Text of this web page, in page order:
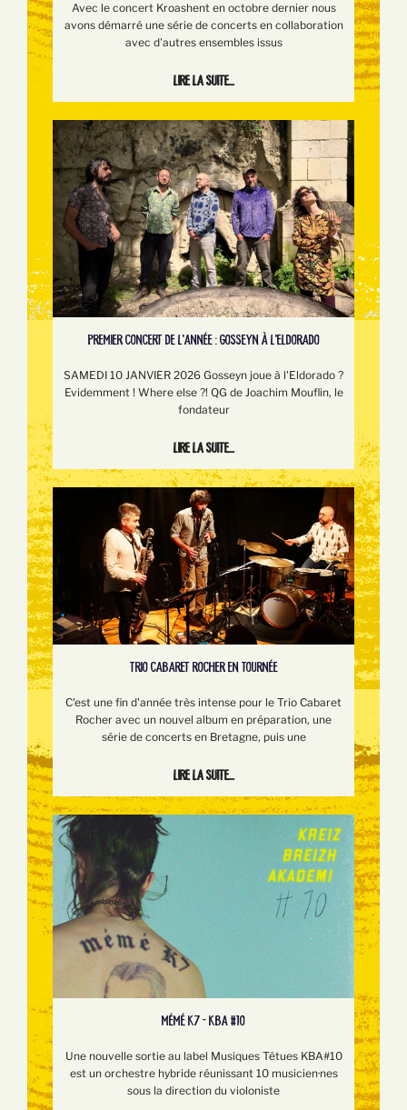
Avec le concert Kroashent en octobre dernier nous
avons démarré une série de concerts en collaboration
avec d'autres ensembles issus
Lire la suite...
PREMIER CONCERT DE L'ANNÉE : GOSSEYN À L'ELDORADO
SAMEDI 10 JANVIER 2026 Gosseyn joue à l'Eldorado ?
Evidemment ! Where else ?! QG de Joachim Mouflin, le
fondateur
Lire la suite...
TRIO CABARET ROCHER EN TOURNÉE
C'est une fin d'année très intense pour le Trio Cabaret
Rocher avec un nouvel album en préparation, une
série de concerts en Bretagne, puis une
Lire la suite...
MÉMÉ K7 - KBA #10
Une nouvelle sortie au label Musiques Têtues KBA#10
est un orchestre hybride réunissant 10 musicien·nes
sous la direction du violoniste